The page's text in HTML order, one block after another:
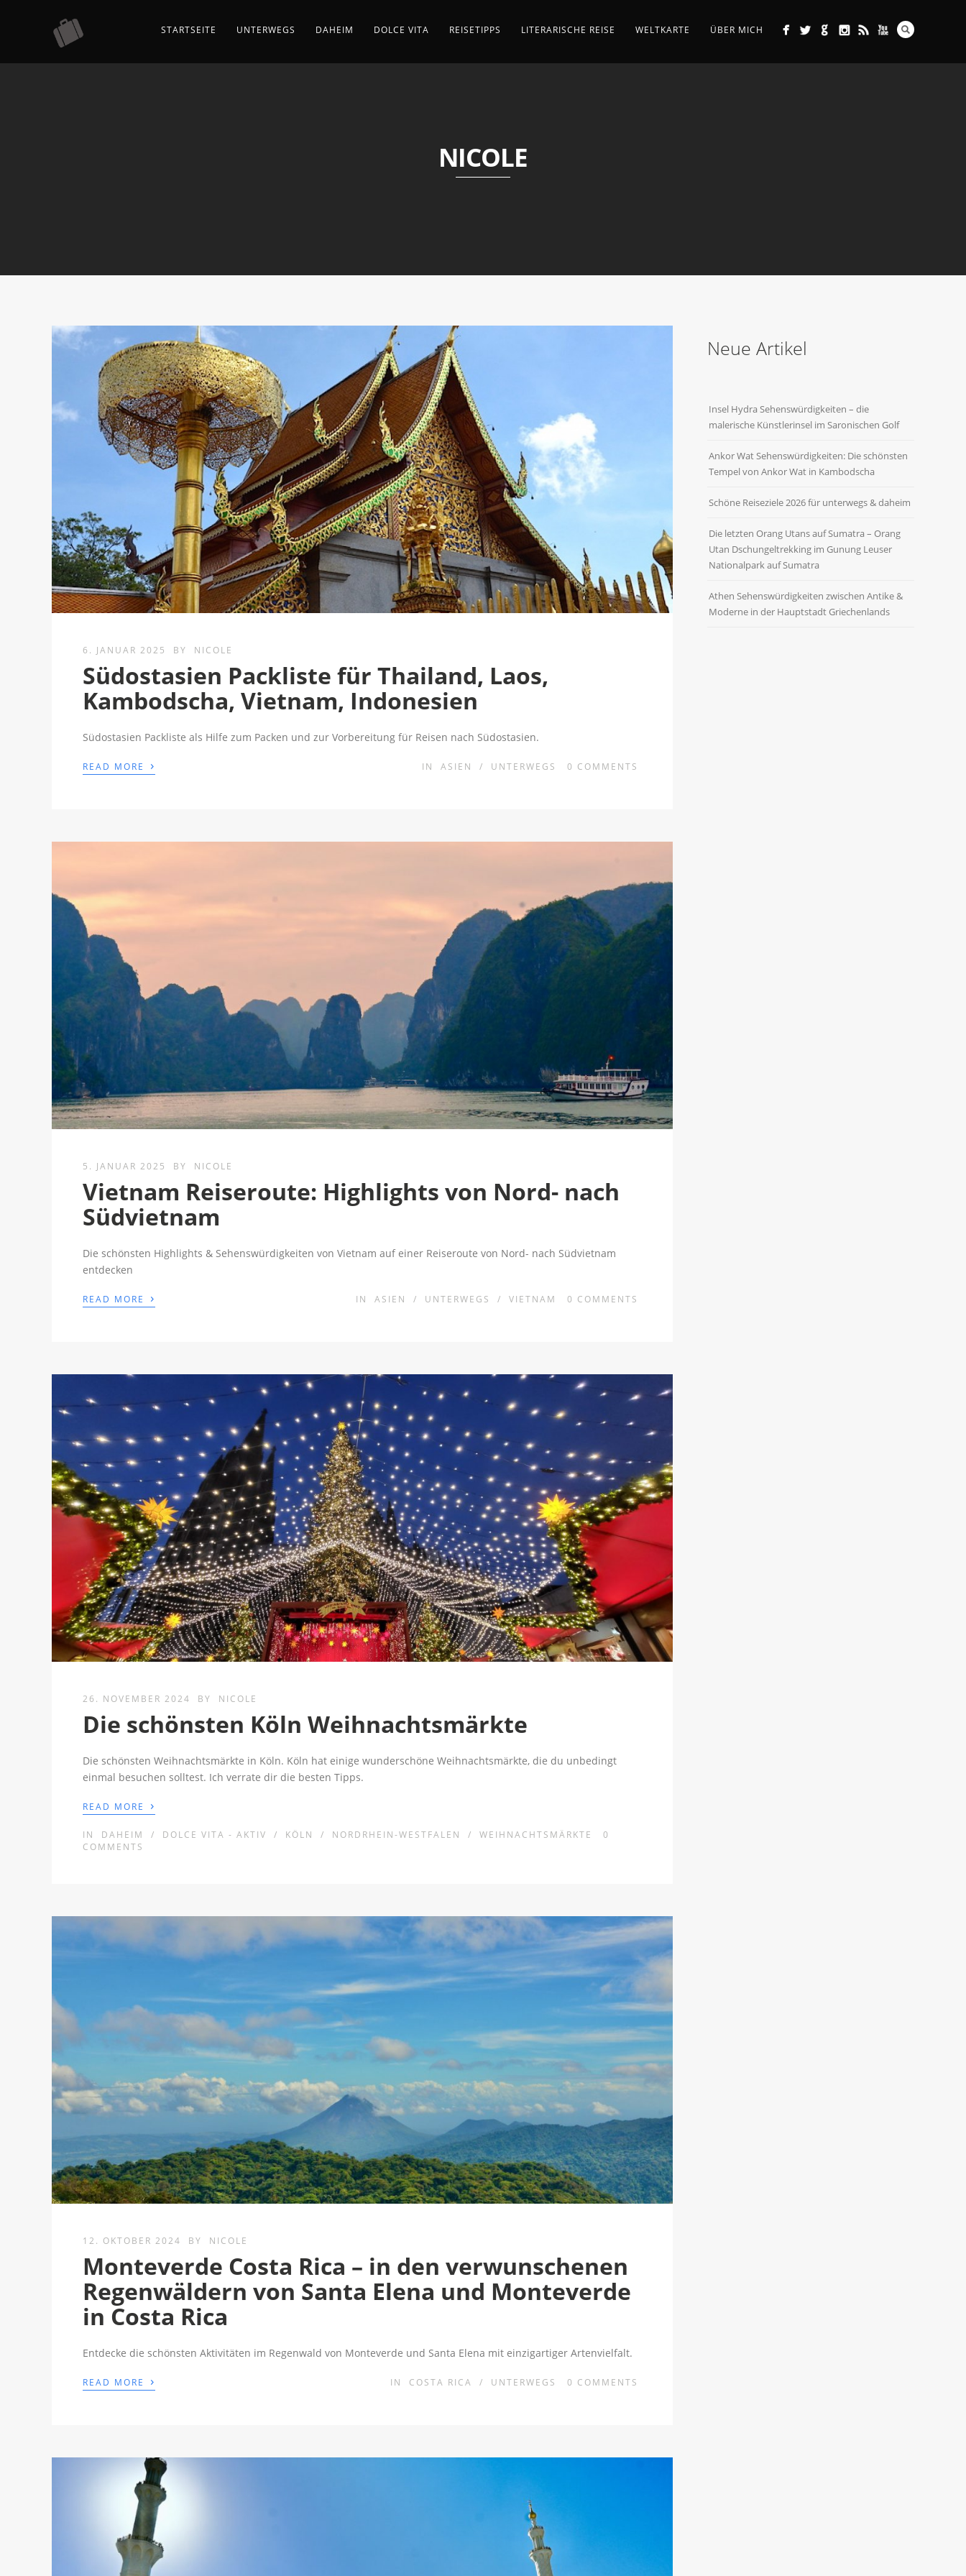
STARTSEITE UNTERWEGS DAHEIM DOLCE VITA REISETIPPS LITERARISCHE REISE WELTKARTE ÜBER MICH
NICOLE
6. JANUAR 2025 BY NICOLE
Südostasien Packliste für Thailand, Laos,
Kambodscha, Vietnam, Indonesien
Südostasien Packliste als Hilfe zum Packen und zur Vorbereitung für Reisen nach Südostasien.
READ MORE › IN ASIEN / UNTERWEGS 0 COMMENTS
5. JANUAR 2025 BY NICOLE
Vietnam Reiseroute: Highlights von Nord- nach
Südvietnam
Die schönsten Highlights & Sehenswürdigkeiten von Vietnam auf einer Reiseroute von Nord- nach Südvietnam
entdecken
READ MORE › IN ASIEN / UNTERWEGS / VIETNAM 0 COMMENTS
26. NOVEMBER 2024 BY NICOLE
Die schönsten Köln Weihnachtsmärkte
Die schönsten Weihnachtsmärkte in Köln. Köln hat einige wunderschöne Weihnachtsmärkte, die du unbedingt
einmal besuchen solltest. Ich verrate dir die besten Tipps.
READ MORE ›
IN DAHEIM / DOLCE VITA - AKTIV / KÖLN / NORDRHEIN-WESTFALEN / WEIHNACHTSMÄRKTE
0
COMMENTS
12. OKTOBER 2024 BY NICOLE
Monteverde Costa Rica – in den verwunschenen
Regenwäldern von Santa Elena und Monteverde
in Costa Rica
Entdecke die schönsten Aktivitäten im Regenwald von Monteverde und Santa Elena mit einzigartiger Artenvielfalt.
READ MORE › IN COSTA RICA / UNTERWEGS 0 COMMENTS
Neue Artikel
Insel Hydra Sehenswürdigkeiten – die
malerische Künstlerinsel im Saronischen Golf
Ankor Wat Sehenswürdigkeiten: Die schönsten
Tempel von Ankor Wat in Kambodscha
Schöne Reiseziele 2026 für unterwegs & daheim
Die letzten Orang Utans auf Sumatra – Orang
Utan Dschungeltrekking im Gunung Leuser
Nationalpark auf Sumatra
Athen Sehenswürdigkeiten zwischen Antike &
Moderne in der Hauptstadt Griechenlands